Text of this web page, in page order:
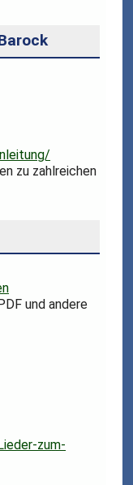
zu zahlreichen
und andere
zum-